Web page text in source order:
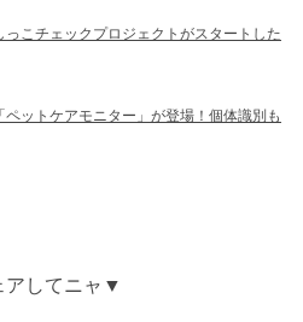
こチェックプロジェクトがスタートした
ットケアモニター」が登場！個体識別も
アしてニャ▼